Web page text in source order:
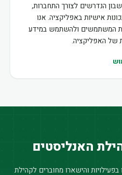
הנדרשים לצורך התחברות,
אישיות באפליקציה. אנו
המשתמשים ולהשתמש במידע
של האפליקציה.
האנליסטים
והישארו מחוברים לקהילת